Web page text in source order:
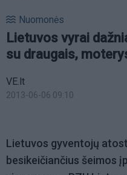
Nuomonės
Lietuvos vyrai
su draugais,
VE.lt
2013-06-06 09:10
Lietuvos gyventojų
besikeičiančius šeimos